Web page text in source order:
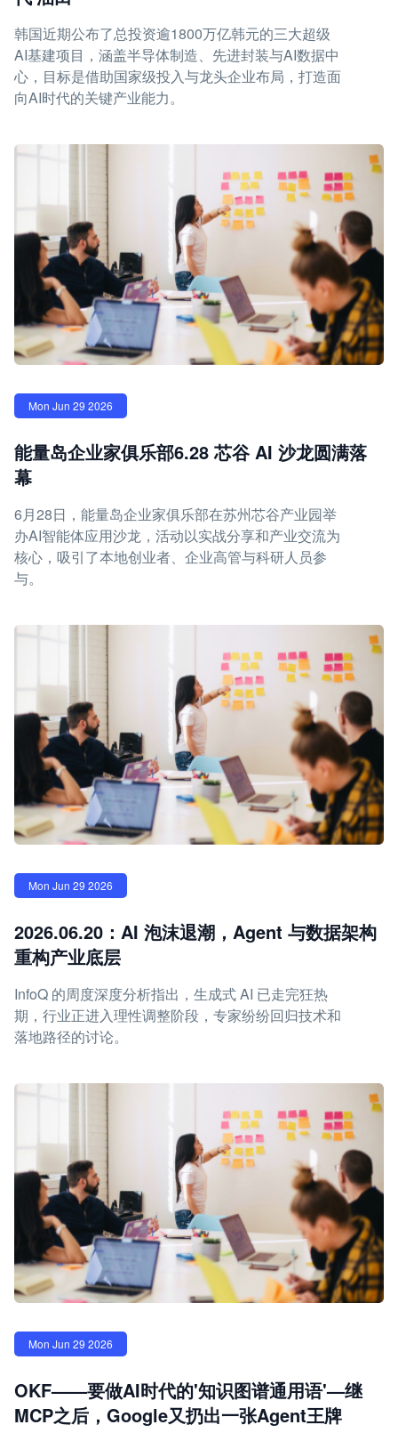
韩国近期公布了总投资逾1800万亿韩元的三大超级
AI基建项目，涵盖半导体制造、先进封装与AI数据中
心，目标是借助国家级投入与龙头企业布局，打造面
向AI时代的关键产业能力。
Mon Jun 29 2026
能量岛企业家俱乐部6.28 芯谷 AI 沙龙圆满落
幕
6月28日，能量岛企业家俱乐部在苏州芯谷产业园举
办AI智能体应用沙龙，活动以实战分享和产业交流为
核心，吸引了本地创业者、企业高管与科研人员参
与。
Mon Jun 29 2026
2026.06.20：AI 泡沫退潮，Agent 与数据架构
重构产业底层
InfoQ 的周度深度分析指出，生成式 AI 已走完狂热
期，行业正进入理性调整阶段，专家纷纷回归技术和
落地路径的讨论。
Mon Jun 29 2026
OKF——要做AI时代的'知识图谱通用语'—继
MCP之后，Google又扔出一张Agent王牌